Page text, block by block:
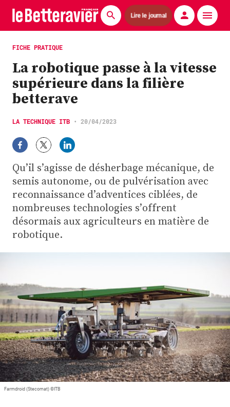
Lire le journal
Actualités
Économie
Agronomie
Matériels
La technique ITB
Pommes de terre
Guides pratiques
Chasse
Plus
FICHE PRATIQUE
La robotique passe à la vitesse
supérieure dans la filière
betterave
LA TECHNIQUE ITB • 20/04/2023
Qu’il s’agisse de désherbage mécanique, de
semis autonome, ou de pulvérisation avec
reconnaissance d’adventices ciblées, de
nombreuses technologies s’offrent
désormais aux agriculteurs en matière de
robotique.
Farmdroid (Stecomat) ©ITB